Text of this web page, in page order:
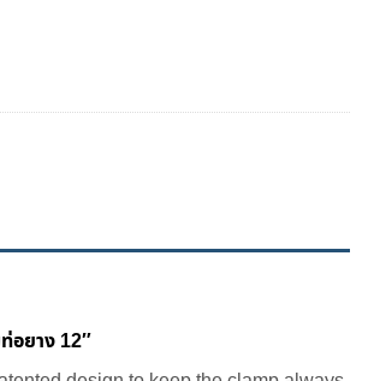
อยาง 12″